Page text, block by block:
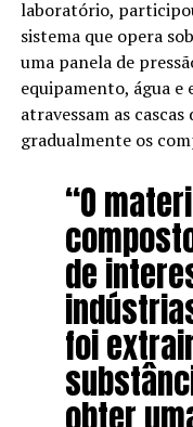
laboratório,
sistema que opera
uma panela de
equipamento, água
atravessam as
gradualmente os
“O
de
foi